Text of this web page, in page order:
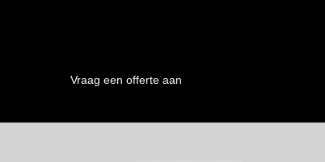
Vraag een offerte aan